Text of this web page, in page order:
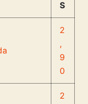
S
2
,
9
0
2